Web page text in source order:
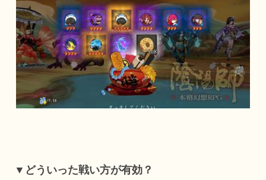
▼どういった戦い方が有効？